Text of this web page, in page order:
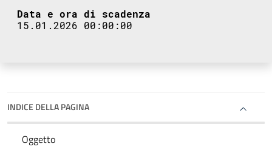
Data e ora di scadenza
15.01.2026 00:00:00
INDICE DELLA PAGINA
Oggetto